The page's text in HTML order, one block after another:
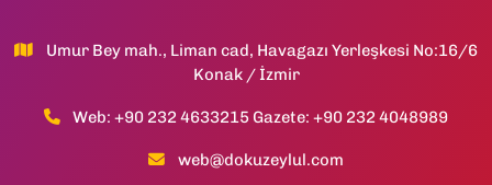
Umur Bey mah., Liman cad, Havagazı Yerleşkesi No:16/6
Konak / İzmir
Web: +90 232 4633215 Gazete: +90 232 4048989
web@dokuzeylul.com